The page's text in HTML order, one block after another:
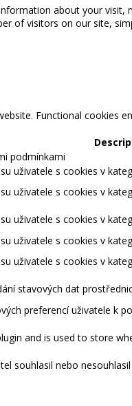
about your
of visitors on our site,
Functional cookies
podmínkami
uživatele s cookies v
uživatele s cookies v
uživatele s cookies v
uživatele s cookies v
uživatele s cookies v
stavových dat
preferencí uživatele k
and is used to store
souhlasil nebo